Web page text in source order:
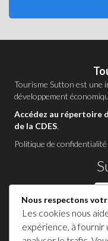
Tourisme Sutton est une
développement
Accédez au répertoire
de la CDES.
Politique de confidentialité
Nous respectons
Les cookies nous
expérience, à fournir